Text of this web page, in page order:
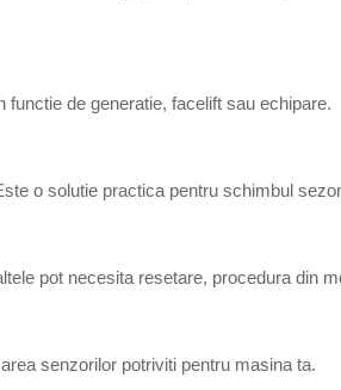
de generatie, facelift sau echipare.
o solutie practica pentru schimbul
pot necesita resetare, procedura din
senzorilor potriviti pentru masina ta.